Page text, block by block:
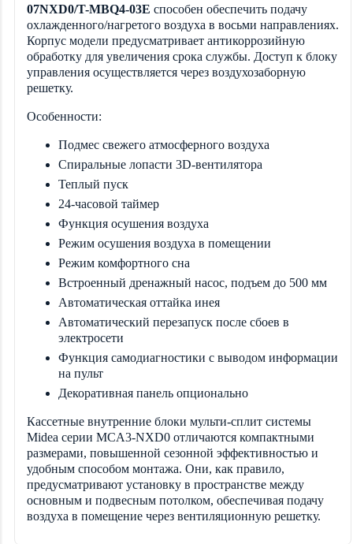
07NXD0/T-MBQ4-03E способен обеспечить подачу
охлажденного/нагретого воздуха в восьми направлениях.
Корпус модели предусматривает антикоррозийную
обработку для увеличения срока службы. Доступ к блоку
управления осуществляется через воздухозаборную
решетку.
Особенности:
Подмес свежего атмосферного воздуха
Спиральные лопасти 3D-вентилятора
Теплый пуск
24-часовой таймер
Функция осушения воздуха
Режим осушения воздуха в помещении
Режим комфортного сна
Встроенный дренажный насос, подъем до 500 мм
Автоматическая оттайка инея
Автоматический перезапуск после сбоев в
электросети
Функция самодиагностики с выводом информации
на пульт
Декоративная панель опционально
Кассетные внутренние блоки мульти-сплит системы
Midea серии MCA3-NXD0 отличаются компактными
размерами, повышенной сезонной эффективностью и
удобным способом монтажа. Они, как правило,
предусматривают установку в пространстве между
основным и подвесным потолком, обеспечивая подачу
воздуха в помещение через вентиляционную решетку.